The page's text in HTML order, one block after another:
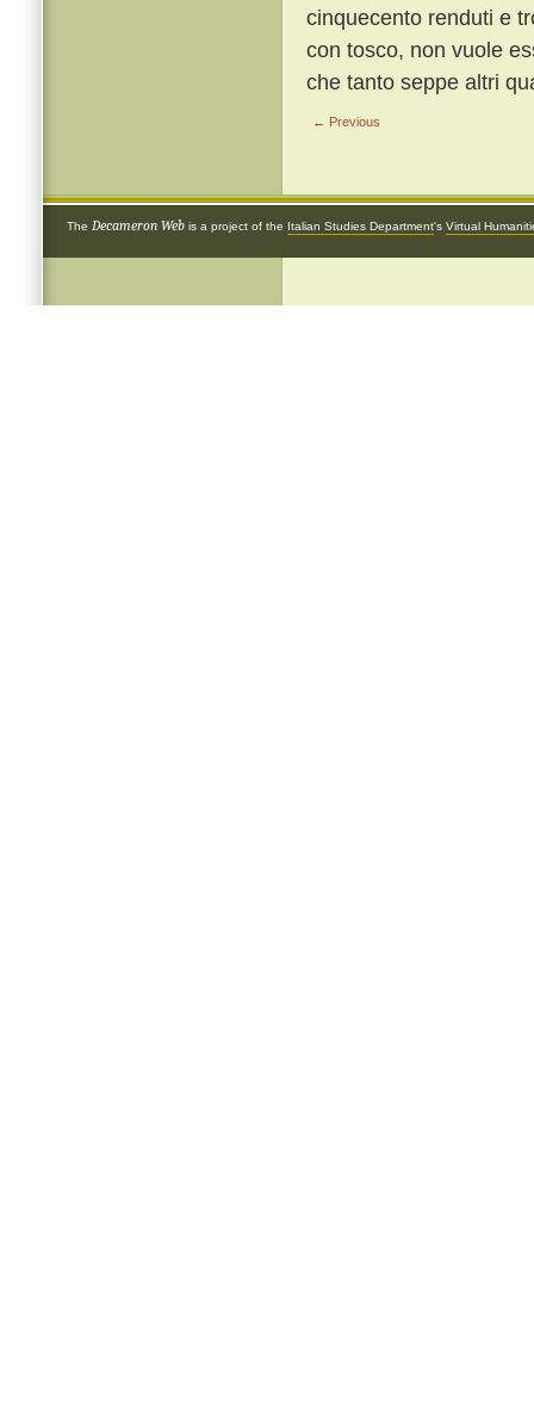
cinquecento renduti e
con tosco, non vuole
che tanto seppe altri
← Previous
The Decameron Web is a project of the Italian Studies Department's Virtual